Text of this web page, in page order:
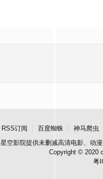
RSS订阅 百度蜘蛛 神马爬虫
星空影院提供未删减高清电影、动
Copyright © 2020
粤